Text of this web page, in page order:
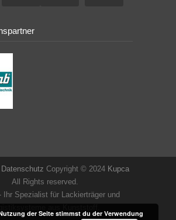
Datenschutz Copyright © 2024 Kupca
All Rights reserved.
Ihr Spezialist für Lackierträger und
der Seite stimmst du der Verwendung